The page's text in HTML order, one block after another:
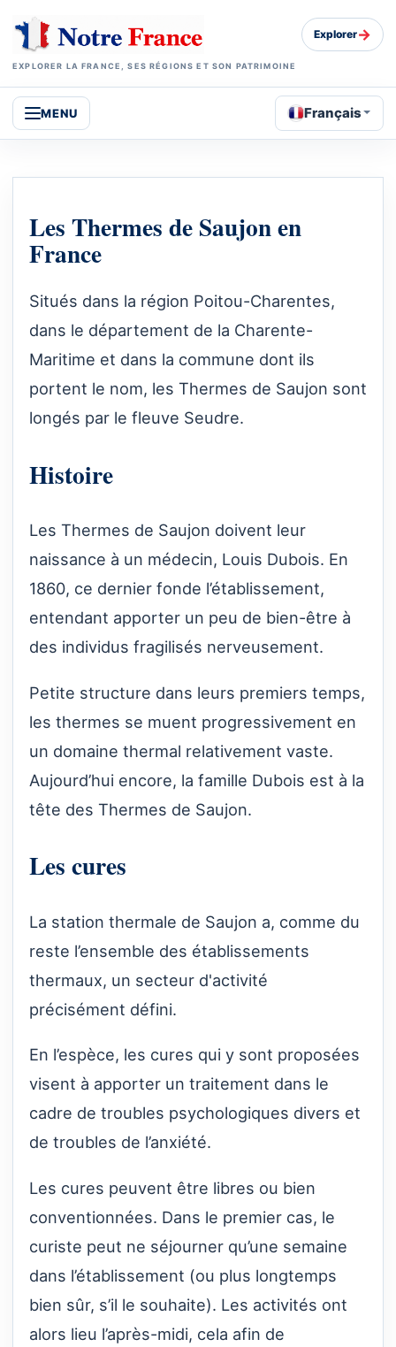
EXPLORER LA FRANCE, SES RÉGIONS ET SON PATRIMOINE
Explorer→
MENU Français
Les Thermes de Saujon en
France
Situés dans la région Poitou-Charentes,
dans le département de la Charente-
Maritime et dans la commune dont ils
portent le nom, les Thermes de Saujon sont
longés par le fleuve Seudre.
Histoire
Les Thermes de Saujon doivent leur
naissance à un médecin, Louis Dubois. En
1860, ce dernier fonde l’établissement,
entendant apporter un peu de bien-être à
des individus fragilisés nerveusement.
Petite structure dans leurs premiers temps,
les thermes se muent progressivement en
un domaine thermal relativement vaste.
Aujourd’hui encore, la famille Dubois est à la
tête des Thermes de Saujon.
Les cures
La station thermale de Saujon a, comme du
reste l’ensemble des établissements
thermaux, un secteur d'activité
précisément défini.
En l’espèce, les cures qui y sont proposées
visent à apporter un traitement dans le
cadre de troubles psychologiques divers et
de troubles de l’anxiété.
Les cures peuvent être libres ou bien
conventionnées. Dans le premier cas, le
curiste peut ne séjourner qu’une semaine
dans l’établissement (ou plus longtemps
bien sûr, s’il le souhaite). Les activités ont
alors lieu l’après-midi, cela afin de